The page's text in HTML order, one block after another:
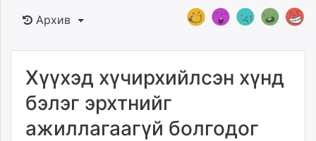
Банк санхүү
Бизнес ААН
Төрийн
Нийслэлийн
dorgio.mn
Архив
Хүүхэд хүчирхийлсэн хүнд
бэлэг эрхтнийг
ажиллагаагүй болгодог